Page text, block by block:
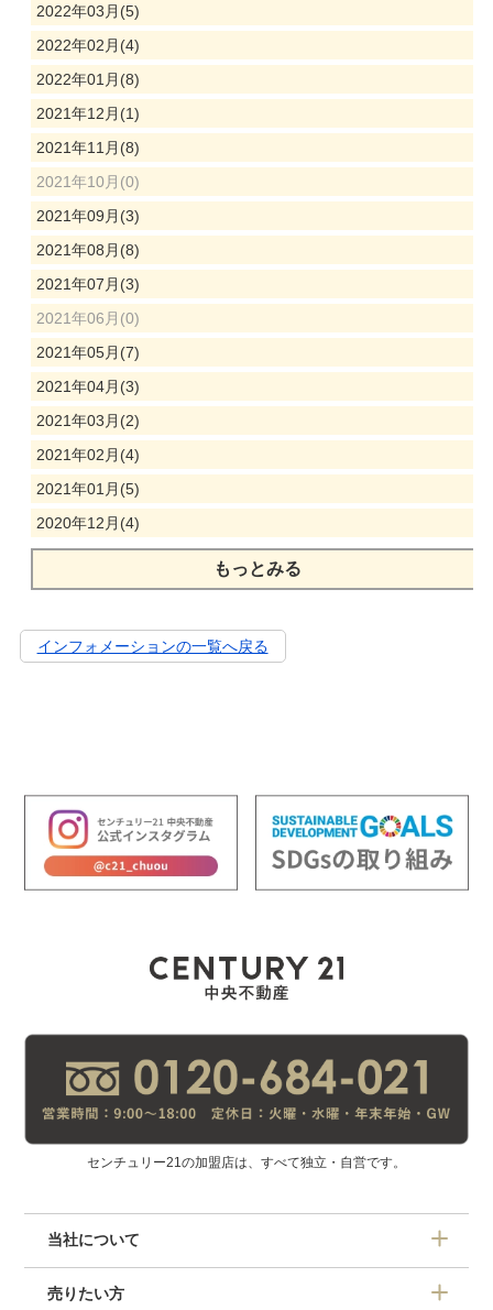
2022年03月(5)
2022年02月(4)
2022年01月(8)
2021年12月(1)
2021年11月(8)
2021年10月(0)
2021年09月(3)
2021年08月(8)
2021年07月(3)
2021年06月(0)
2021年05月(7)
2021年04月(3)
2021年03月(2)
2021年02月(4)
2021年01月(5)
2020年12月(4)
もっとみる
インフォメーションの一覧へ戻る
センチュリー21の加盟店は、すべて独立・自営です。
当社について
売りたい方